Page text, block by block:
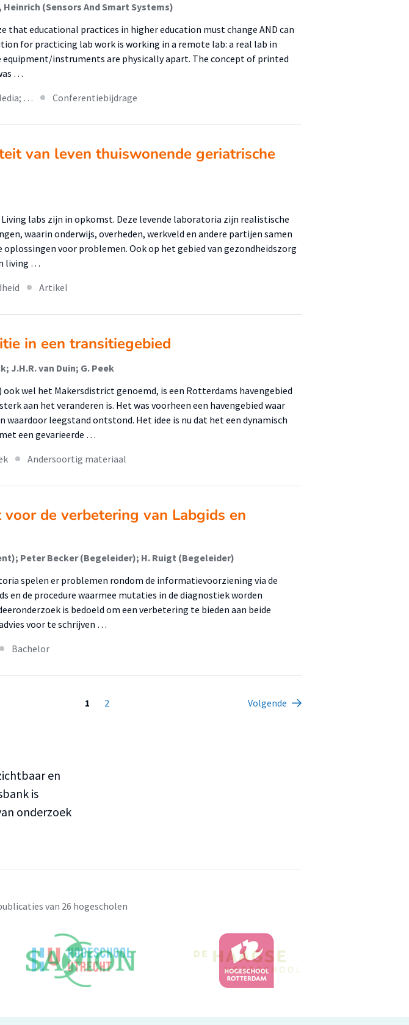
(Sensors And Smart Systems)
that educational practices in higher education must change AND can
for practicing lab work is working in a remote lab: a real lab in
equipment/instruments are physically apart. The concept of printed
…
… Conferentiebijdrage
van leven thuiswonende geriatrische
labs zijn in opkomst. Deze levende laboratoria zijn realistische
waarin onderwijs, overheden, werkveld en andere partijen samen
oplossingen voor problemen. Ook op het gebied van gezondheidszorg
living …
Artikel
in een transitiegebied
J.H.R. van Duin; G. Peek
ook wel het Makersdistrict genoemd, is een Rotterdams havengebied
aan het veranderen is. Het was voorheen een havengebied waar
leegstand ontstond. Het idee is nu dat het een dynamisch
een gevarieerde …
Andersoortig materiaal
de verbetering van Labgids en
Peter Becker (Begeleider); H. Ruigt (Begeleider)
spelen er problemen rondom de informatievoorziening via de
en de procedure waarmee mutaties in de diagnostiek worden
is bedoeld om een verbetering te bieden aan beide
voor te schrijven …
Bachelor
1 2 Volgende
en
is
onderzoek
van 26 hogescholen